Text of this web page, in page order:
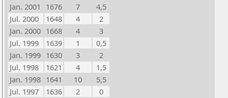
Jan. 2001
1676 7
4,5
Jul. 2000
1648 4
2
Jan. 2000 1668 4
3
Jul. 1999
1639 1
0,5
Jan. 1999 1630 3
2
Jul. 1998
1621 4
1,5
Jan. 1998 1641 10
5,5
Jul. 1997
1636 2
0